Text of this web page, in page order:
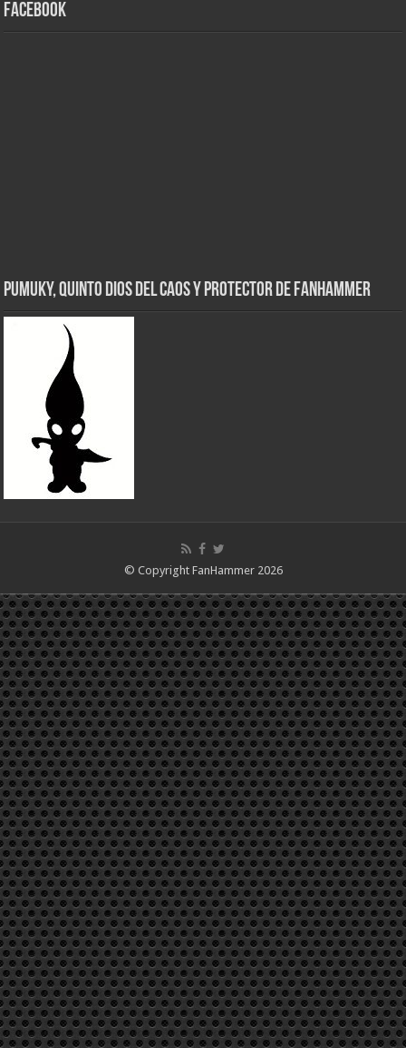
Facebook
Pumuky, Quinto Dios del Caos y Protector de FanHammer
© Copyright FanHammer 2026